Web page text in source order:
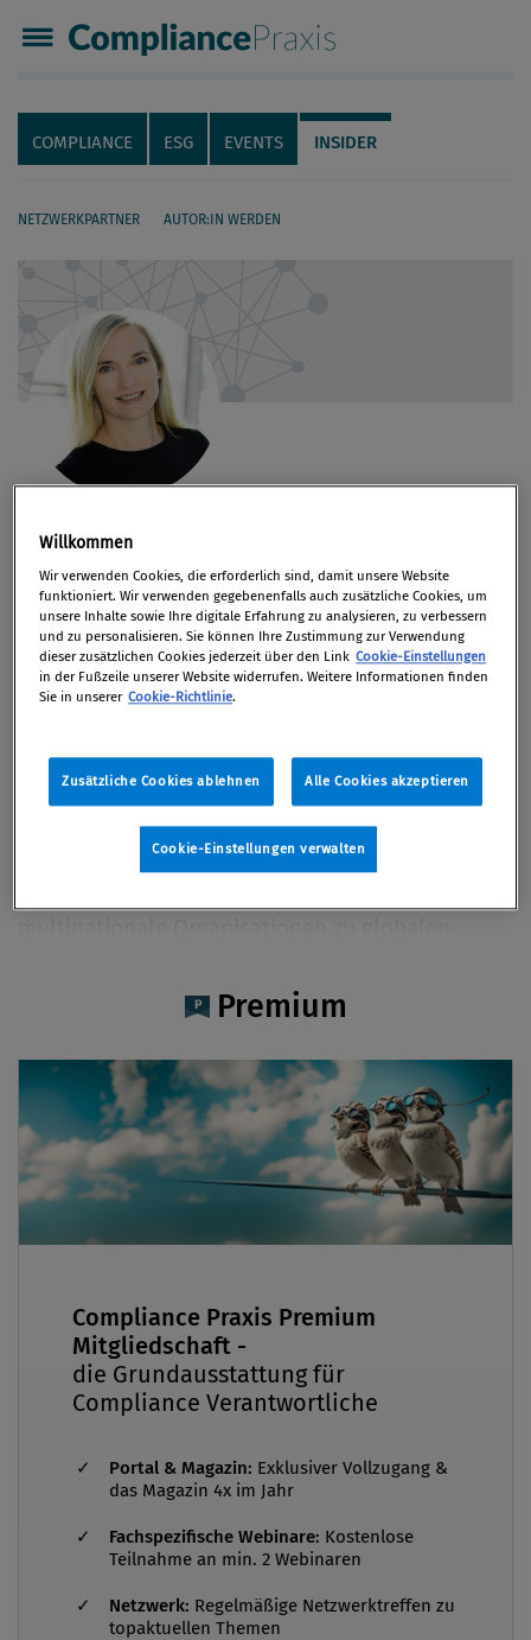
Compliance Praxis
Servicenavigation
Navigation
COMPLIANCE ESG EVENTS INSIDER
NETZWERKPARTNER AUTOR:IN WERDEN
Julia Arbery LL.M.
Artikel auf Xing teilen
Artikel auf linkedIn teilen
Artikel auf Facebook teilen
Artikellink kopieren
Artikel per Mail teilen
Vita
Julia Arbery, LL.M. Partnerin bei StoneTurn,
verfügt über mehr als 15 Jahre Erfahrung in den
Bereichen Ethik und Compliance sowie bei der
Prüfung von Compliance-Programmen
Untersuchungsprozesse sowie die HR
Compliance und Governance spezialisiert.
Premium
Compliance Praxis Premium
Mitgliedschaft -
die Grundausstattung für
Compliance Verantwortliche
Portal & Magazin: Exklusiver Vollzugang &
das Magazin 4x im Jahr
Fachspezifische Webinare: Kostenlose
Teilnahme an min. 2 Webinaren
Netzwerk: Regelmäßige Netzwerktreffen zu
topaktuellen Themen
Willkommen
Wir verwenden Cookies, die erforderlich sind, damit unsere Website
funktioniert. Wir verwenden gegebenenfalls auch zusätzliche Cookies, um
unsere Inhalte sowie Ihre digitale Erfahrung zu analysieren, zu verbessern
und zu personalisieren. Sie können Ihre Zustimmung zur Verwendung
dieser zusätzlichen Cookies jederzeit über den Link Cookie-Einstellungen
in der Fußzeile unserer Website widerrufen. Weitere Informationen finden
Sie in unserer Cookie-Richtlinie.
Zusätzliche Cookies ablehnen Alle Cookies akzeptieren
Cookie-Einstellungen verwalten